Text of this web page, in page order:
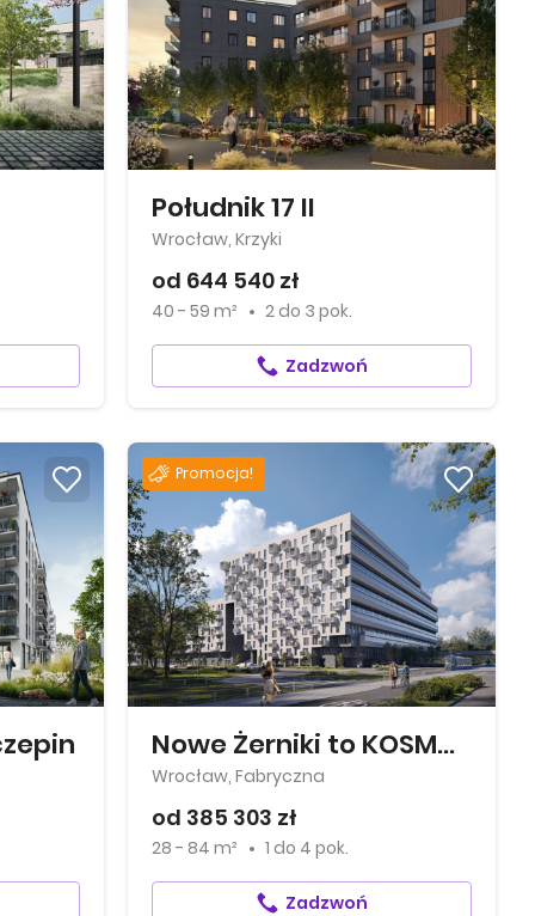
Południk 17 II
Wrocław, Krzyki
od 644 540 zł
40 - 59 m² 2 do 3 pok.
Zadzwoń
Promocja!
Nowe Żerniki to KOSMOS
Wrocław, Fabryczna
od 385 303 zł
28 - 84 m² 1 do 4 pok.
Zadzwoń